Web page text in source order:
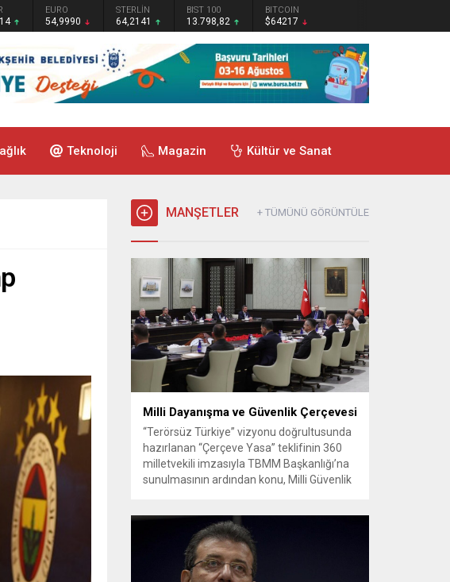
EURO
54,9990
STERLİN
64,2141
BIST 100
13.798,82
BITCOIN
$64217
Teknoloji Magazin Kültür ve Sanat
MANŞETLER + TÜMÜNÜ GÖRÜNTÜLE
Milli Dayanışma ve Güvenlik Çerçevesi
“Terörsüz Türkiye” vizyonu doğrultusunda
hazırlanan “Çerçeve Yasa” teklifinin 360
milletvekili imzasıyla TBMM Başkanlığı’na
sunulmasının ardından konu, Milli Güvenlik
maddelik bildiri, ülke güvenliği ve bölgesel
gelişmelere dair değerlendirmeleri
içermektedir. Yaklaşık 2 saat 15 dakika
süren oturumun sonuç metninde; terörle